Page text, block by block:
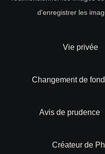
d'enregistrer les
Vie privée
Changement de fond
Avis de prudence
Créateur de